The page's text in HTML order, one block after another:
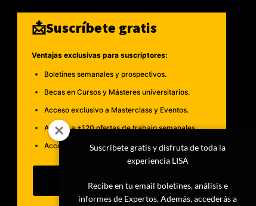
📩Suscríbete gratis
Ventajas exclusivas para suscriptores:
Boletines semanales y prospectivos.
Becas en Cursos y Másteres universitarios.
Acceso exclusivo a Masterclass y Eventos.
Acceso a +120 ofertas de trabajo semanales.
Acceso a LISA Comunidad y LISA Challenge.
Suscribirme
Suscríbete gratis y disfruta de toda la
experiencia LISA
Recibe en tu email boletines, análisis e
informes de Expertos. Además, accederás a